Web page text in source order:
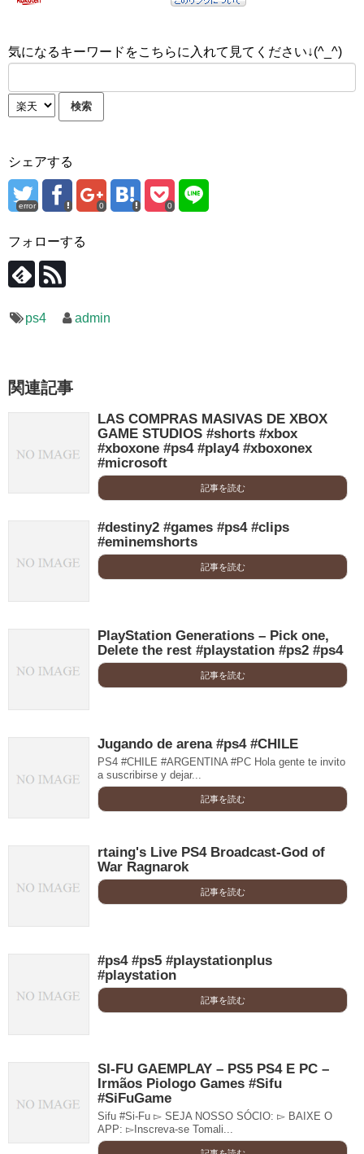
気になるキーワードをこちらに入れて見てください↓(^_^)
シェアする
error 0 0
フォローする
ps4 admin
関連記事
LAS COMPRAS MASIVAS DE XBOX
GAME STUDIOS #shorts #xbox
#xboxone #ps4 #play4 #xboxonex
#microsoft
記事を読む
#destiny2 #games #ps4 #clips
#eminemshorts
記事を読む
PlayStation Generations – Pick one,
Delete the rest #playstation #ps2 #ps4
記事を読む
Jugando de arena #ps4 #CHILE
PS4 #CHILE #ARGENTINA #PC Hola gente te invito
a suscribirse y dejar...
記事を読む
rtaing's Live PS4 Broadcast-God of
War Ragnarok
記事を読む
#ps4 #ps5 #playstationplus
#playstation
記事を読む
SI-FU GAEMPLAY – PS5 PS4 E PC –
Irmãos Piologo Games #Sifu
#SiFuGame
Sifu #Si-Fu ▻ SEJA NOSSO SÓCIO: ▻ BAIXE O
APP: ▻Inscreva-se Tomali...